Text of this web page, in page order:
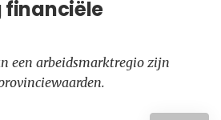
financiële
een arbeidsmarktregio zijn